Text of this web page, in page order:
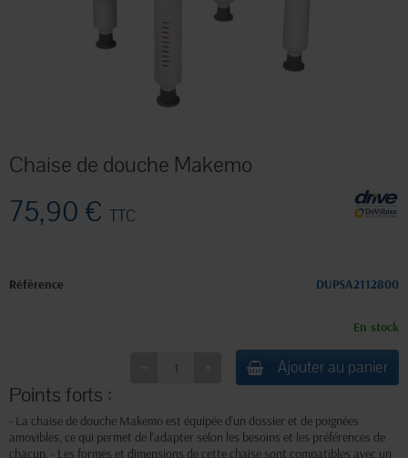
Chaise de douche Makemo
75,90 € TTC
Référence DUPSA2112800
En stock
Ajouter au panier
Points forts :
- La chaise de douche Makemo est équipée d'un dossier et de poignées
amovibles, ce qui permet de l'adapter selon les besoins et les préférences de
chacun. - Les formes et dimensions de cette chaise sont compatibles avec un